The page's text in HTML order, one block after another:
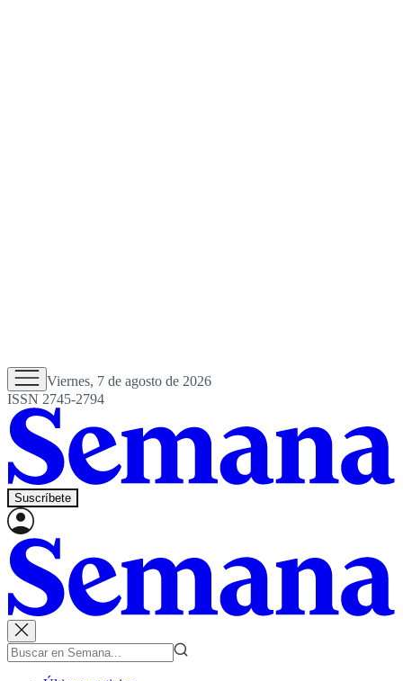
Viernes, 7 de agosto de 2026
ISSN 2745-2794
Suscríbete